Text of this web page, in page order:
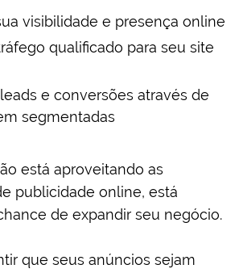
visibilidade e presença online
qualificado para seu site
e conversões através de
segmentadas
está aproveitando as
publicidade online, está
de expandir seu negócio.
que seus anúncios sejam